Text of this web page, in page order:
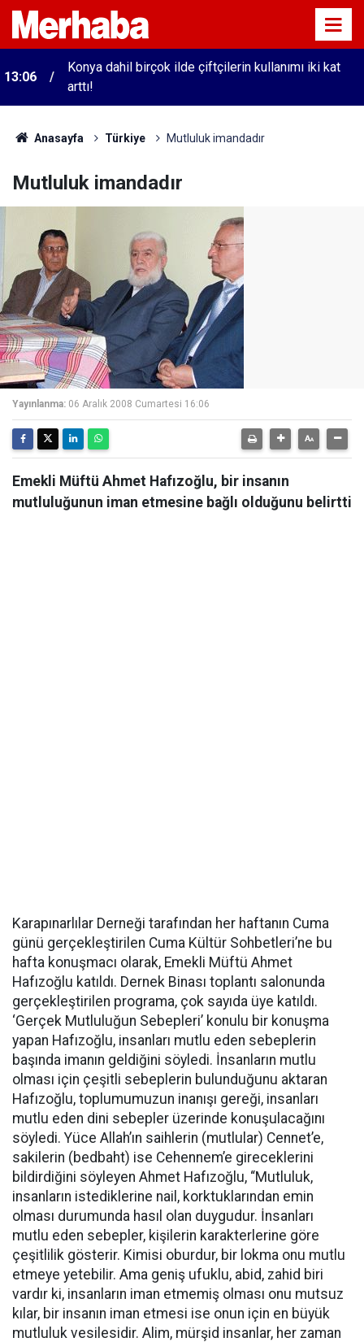
13:06
Konya dahil birçok ilde çiftçilerin kullanımı iki kat
arttı!
Anasayfa Türkiye Mutluluk imandadır
Mutluluk imandadır
Yayınlanma: 06 Aralık 2008 Cumartesi 16:06
Emekli Müftü Ahmet Hafızoğlu, bir insanın
mutluluğunun iman etmesine bağlı olduğunu belirtti
Karapınarlılar Derneği tarafından her haftanın Cuma
günü gerçekleştirilen Cuma Kültür Sohbetleri’ne bu
hafta konuşmacı olarak, Emekli Müftü Ahmet
Hafızoğlu katıldı. Dernek Binası toplantı salonunda
gerçekleştirilen programa, çok sayıda üye katıldı.
‘Gerçek Mutluluğun Sebepleri’ konulu bir konuşma
yapan Hafızoğlu, insanları mutlu eden sebeplerin
başında imanın geldiğini söyledi. İnsanların mutlu
olması için çeşitli sebeplerin bulunduğunu aktaran
Hafızoğlu, toplumumuzun inanışı gereği, insanları
mutlu eden dini sebepler üzerinde konuşulacağını
söyledi. Yüce Allah’ın saihlerin (mutlular) Cennet’e,
sakilerin (bedbaht) ise Cehennem’e gireceklerini
bildirdiğini söyleyen Ahmet Hafızoğlu, “Mutluluk,
insanların istediklerine nail, korktuklarından emin
olması durumunda hasıl olan duygudur. İnsanları
mutlu eden sebepler, kişilerin karakterlerine göre
çeşitlilik gösterir. Kimisi oburdur, bir lokma onu mutlu
etmeye yetebilir. Ama geniş ufuklu, abid, zahid biri
vardır ki, insanların iman etmemiş olması onu mutsuz
kılar, bir insanın iman etmesi ise onun için en büyük
mutluluk vesilesidir. Alim, mürşid insanlar, her zaman